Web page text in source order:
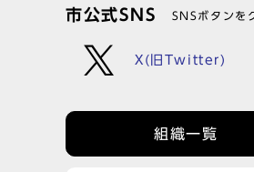
市公式SNS SNSボタンを
X(旧Twitter)
組織一覧